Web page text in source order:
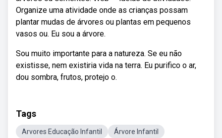
Organize uma atividade onde as crianças possam
plantar mudas de árvores ou plantas em pequenos
vasos ou. Eu sou a árvore.
Sou muito importante para a natureza. Se eu não
existisse, nem existiria vida na terra. Eu purifico o ar,
dou sombra, frutos, protejo o.
Tags
Arvores Educação Infantil
Árvore Infantil